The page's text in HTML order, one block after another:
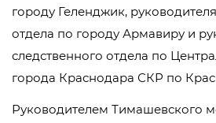
городу Геленджик,
отдела по городу Армавиру и
следственного отдела по
города Краснодара СКР по
Руководителем Тимашевского